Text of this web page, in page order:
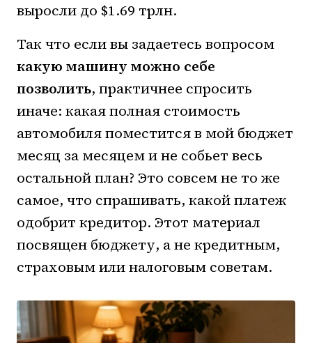
выросли до $1.69 трлн.
Так что если вы задаетесь вопросом
какую машину можно себе
позволить, практичнее спросить
иначе: какая полная стоимость
автомобиля поместится в мой бюджет
месяц за месяцем и не собьет весь
остальной план? Это совсем не то же
самое, что спрашивать, какой платеж
одобрит кредитор. Этот материал
посвящен бюджету, а не кредитным,
страховым или налоговым советам.